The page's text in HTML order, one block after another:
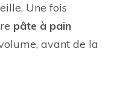
Une fois
pâte à pain
avant de la